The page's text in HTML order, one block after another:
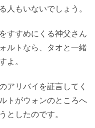
人もいないでしょう。
すすめにくる神父さん
ルトなら、タオと一緒
よ。
アリバイを証言してく
トがウォンのところへ
としたのです。